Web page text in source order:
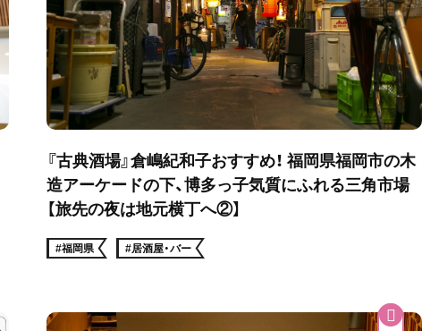
『古典酒場』倉嶋紀和子おすすめ！ 福岡県福岡市の木
造アーケードの下、博多っ子気質にふれる三角市場
【旅先の夜は地元横丁へ②】
#福岡県 #居酒屋・バー